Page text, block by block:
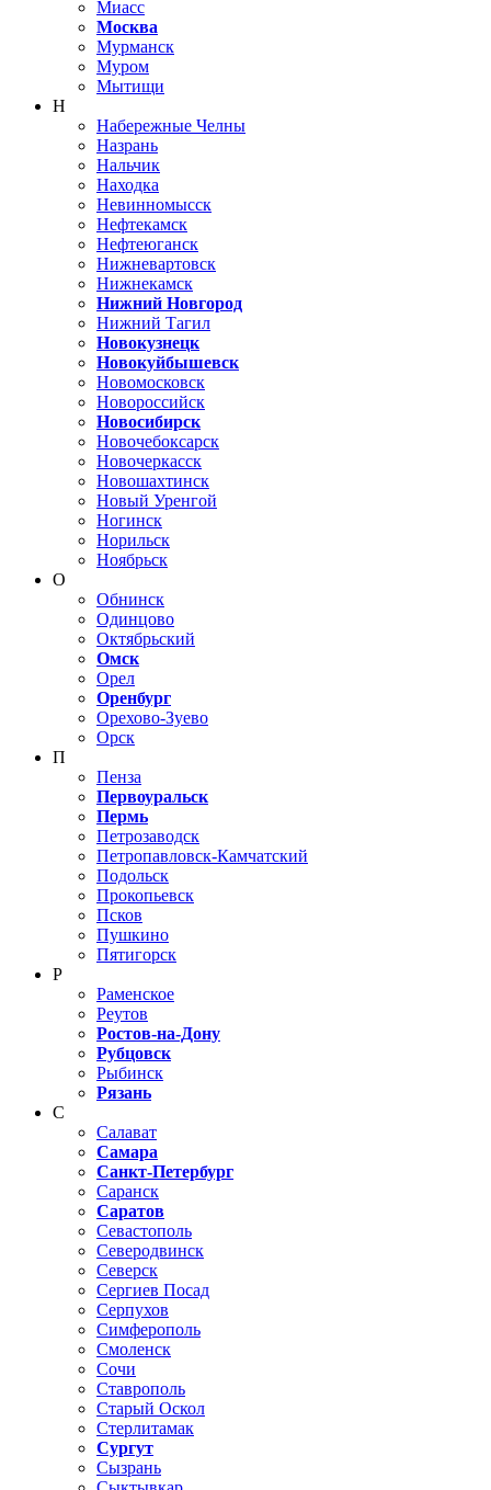
Миасс
Москва
Мурманск
Муром
Мытищи
Н
Набережные Челны
Назрань
Нальчик
Находка
Невинномысск
Нефтекамск
Нефтеюганск
Нижневартовск
Нижнекамск
Нижний Новгород
Нижний Тагил
Новокузнецк
Новокуйбышевск
Новомосковск
Новороссийск
Новосибирск
Новочебоксарск
Новочеркасск
Новошахтинск
Новый Уренгой
Ногинск
Норильск
Ноябрьск
О
Обнинск
Одинцово
Октябрьский
Омск
Орел
Оренбург
Орехово-Зуево
Орск
П
Пенза
Первоуральск
Пермь
Петрозаводск
Петропавловск-Камчатский
Подольск
Прокопьевск
Псков
Пушкино
Пятигорск
Р
Раменское
Реутов
Ростов-на-Дону
Рубцовск
Рыбинск
Рязань
С
Салават
Самара
Санкт-Петербург
Саранск
Саратов
Севастополь
Северодвинск
Северск
Сергиев Посад
Серпухов
Симферополь
Смоленск
Сочи
Ставрополь
Старый Оскол
Стерлитамак
Сургут
Сызрань